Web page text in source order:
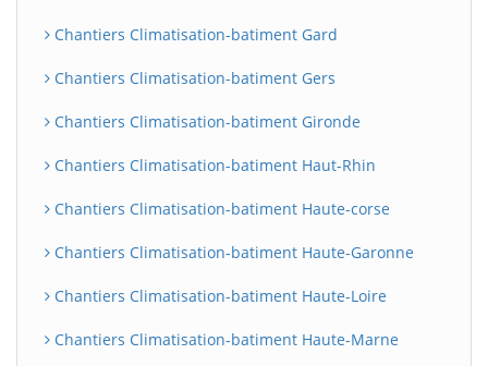
Chantiers Climatisation-batiment Gard
Chantiers Climatisation-batiment Gers
Chantiers Climatisation-batiment Gironde
Chantiers Climatisation-batiment Haut-Rhin
Chantiers Climatisation-batiment Haute-corse
Chantiers Climatisation-batiment Haute-Garonne
Chantiers Climatisation-batiment Haute-Loire
Chantiers Climatisation-batiment Haute-Marne